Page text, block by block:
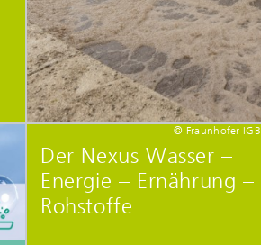
© Fraunhofer IGB
Der Nexus Wasser –
Energie – Ernährung –
Rohstoffe